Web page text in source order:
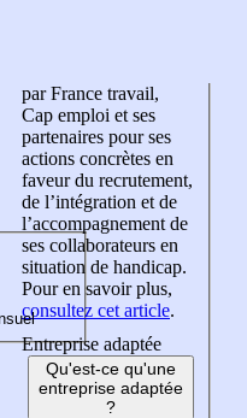
par France travail,
Cap emploi et ses
partenaires pour ses
actions concrètes en
faveur du recrutement,
de l’intégration et de
l’accompagnement de
ses collaborateurs en
situation de handicap.
Pour en savoir plus,
consultez cet article.
Entreprise adaptée
Qu'est-ce qu'une
entreprise adaptée
?